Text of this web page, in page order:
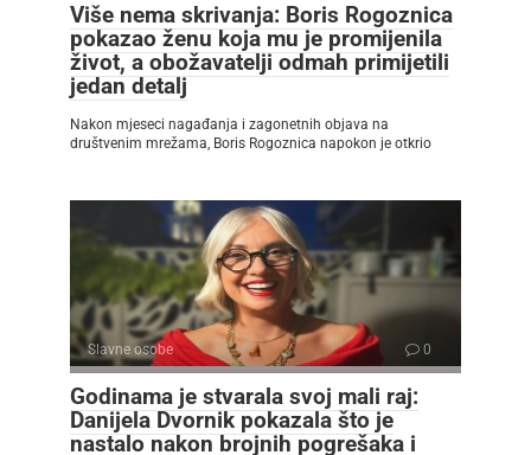
Više nema skrivanja: Boris Rogoznica
pokazao ženu koja mu je promijenila
život, a obožavatelji odmah primijetili
jedan detalj
Nakon mjeseci nagađanja i zagonetnih objava na
društvenim mrežama, Boris Rogoznica napokon je otkrio
Slavne osobe 0
Godinama je stvarala svoj mali raj:
Danijela Dvornik pokazala što je
nastalo nakon brojnih pogrešaka i